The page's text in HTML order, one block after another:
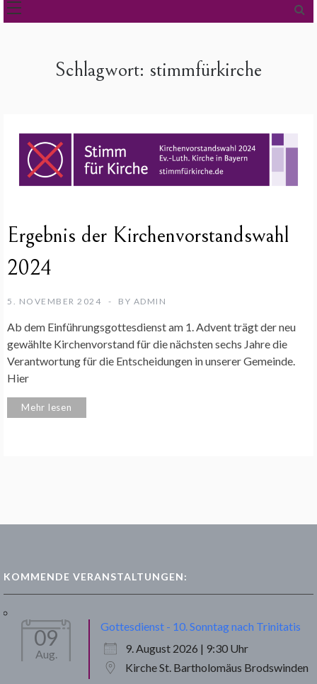
Schlagwort: stimmfürkirche
Ergebnis der Kirchenvorstandswahl
2024
5. NOVEMBER 2024 BY ADMIN
Ab dem Einführungsgottesdienst am 1. Advent trägt der neu
gewählte Kirchenvorstand für die nächsten sechs Jahre die
Verantwortung für die Entscheidungen in unserer Gemeinde.
Hier
Mehr lesen
KOMMENDE VERANSTALTUNGEN:
09
Aug.
Gottesdienst - 10. Sonntag nach Trinitatis
9. August 2026 | 9:30 Uhr
Kirche St. Bartholomäus Brodswinden